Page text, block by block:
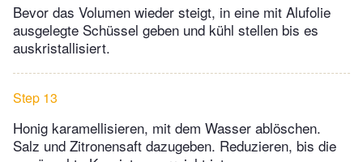
Bevor das Volumen wieder steigt, in eine mit Alufolie
ausgelegte Schüssel geben und kühl stellen bis es
auskristallisiert.
Step 13
Honig karamellisieren, mit dem Wasser ablöschen.
Salz und Zitronensaft dazugeben. Reduzieren, bis die